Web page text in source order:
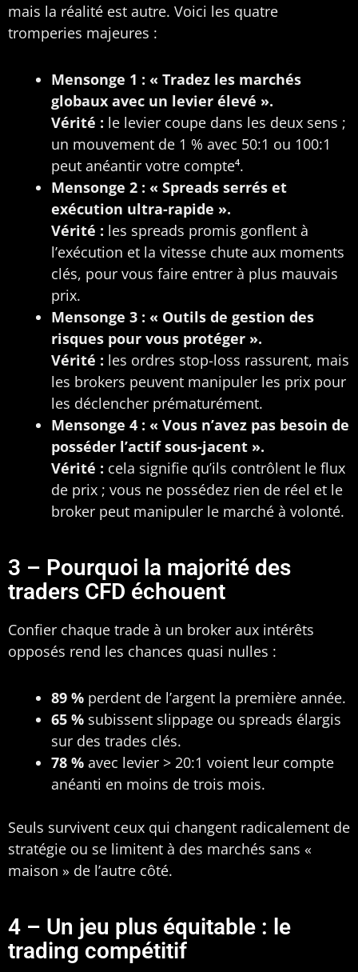
mais la réalité est autre. Voici les quatre
tromperies majeures :
Mensonge 1 : « Tradez les marchés
globaux avec un levier élevé ».
Vérité : le levier coupe dans les deux sens ;
un mouvement de 1 % avec 50:1 ou 100:1
peut anéantir votre compte⁴.
Mensonge 2 : « Spreads serrés et
exécution ultra-rapide ».
Vérité : les spreads promis gonflent à
l’exécution et la vitesse chute aux moments
clés, pour vous faire entrer à plus mauvais
prix.
Mensonge 3 : « Outils de gestion des
risques pour vous protéger ».
Vérité : les ordres stop-loss rassurent, mais
les brokers peuvent manipuler les prix pour
les déclencher prématurément.
Mensonge 4 : « Vous n’avez pas besoin de
posséder l’actif sous-jacent ».
Vérité : cela signifie qu’ils contrôlent le flux
de prix ; vous ne possédez rien de réel et le
broker peut manipuler le marché à volonté.
3 – Pourquoi la majorité des
traders CFD échouent
Confier chaque trade à un broker aux intérêts
opposés rend les chances quasi nulles :
89 % perdent de l’argent la première année.
65 % subissent slippage ou spreads élargis
sur des trades clés.
78 % avec levier > 20:1 voient leur compte
anéanti en moins de trois mois.
Seuls survivent ceux qui changent radicalement de
stratégie ou se limitent à des marchés sans «
maison » de l’autre côté.
4 – Un jeu plus équitable : le
trading compétitif